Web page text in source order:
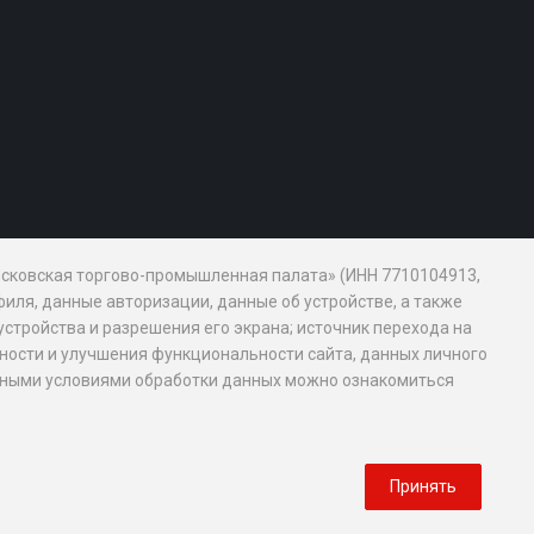
торгово-промышленная палата» (ИНН 7710104913,
данные авторизации, данные об устройстве, а также
и разрешения его экрана; источник перехода на
и улучшения функциональности сайта, данных личного
условиями обработки данных можно ознакомиться
Принять